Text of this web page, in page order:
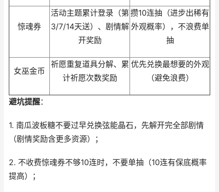
惊魂券
活动主题累计登录（第
3/7/14天送）、剧情解
开奖励
攒10连抽（进步出稀有
外观概率），不浪费单
抽
女巫金币
祈愿重复道具分解、累
计祈愿次数奖励
优先兑换最想要的外观
（避免浪费）
避坑提醒：
1. 南瓜波板糖不要过早兑换弦能晶石，先解开完全部剧情
（剧情奖励含更多资源）；
2. 不收费惊魂券不够10连时，不要单抽（10连有保底概率
提高）；